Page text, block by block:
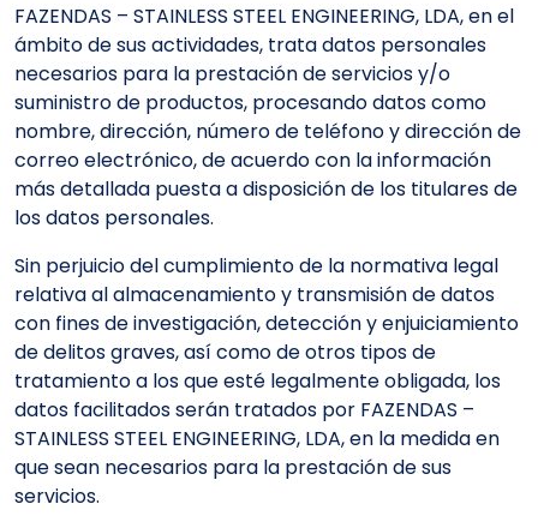
FAZENDAS – STAINLESS STEEL ENGINEERING, LDA, en el
ámbito de sus actividades, trata datos personales
necesarios para la prestación de servicios y/o
suministro de productos, procesando datos como
nombre, dirección, número de teléfono y dirección de
correo electrónico, de acuerdo con la información
más detallada puesta a disposición de los titulares de
los datos personales.
Sin perjuicio del cumplimiento de la normativa legal
relativa al almacenamiento y transmisión de datos
con fines de investigación, detección y enjuiciamiento
de delitos graves, así como de otros tipos de
tratamiento a los que esté legalmente obligada, los
datos facilitados serán tratados por FAZENDAS –
STAINLESS STEEL ENGINEERING, LDA, en la medida en
que sean necesarios para la prestación de sus
servicios.